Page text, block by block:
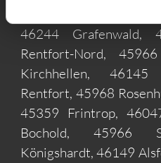
46244 Grafenwald,
Rentfort-Nord,
Kirchhellen, 46145
Rentfort, 45968
45359 Frintrop,
Bochold, 45966
Königshardt, 46149